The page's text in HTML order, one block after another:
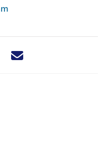
dit nieuwsbericht via X -
Deel dit nieuwsbericht via
Deel dit nieuwsbericht
Deel dit